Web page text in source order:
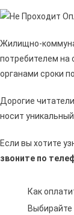
Жилищно-
потребителем на
органами сроки
Дорогие
носит уникальный
Если вы хотите
звоните по
Как
Выбирайте